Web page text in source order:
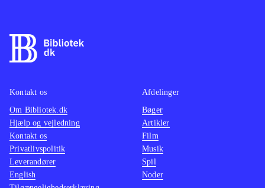
Kontakt os
Om Bibliotek.dk
Hjælp og vejledning
Kontakt os
Privatlivspolitik
Leverandører
English
Afdelinger
Bøger
Artikler
Film
Musik
Spil
Noder